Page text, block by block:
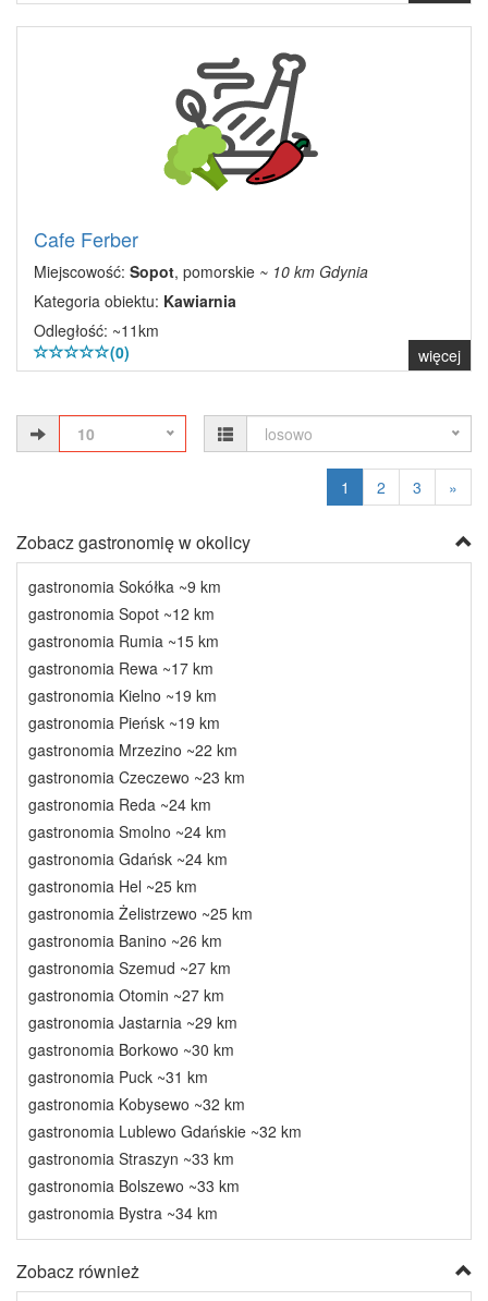
Cafe Ferber
Miejscowość: Sopot, pomorskie ~ 10 km Gdynia
Kategoria obiektu: Kawiarnia
Odległość: ~11km
(0)
więcej
10 losowo
1 2 3 »
Zobacz gastronomię w okolicy
gastronomia Sokółka ~9 km
gastronomia Sopot ~12 km
gastronomia Rumia ~15 km
gastronomia Rewa ~17 km
gastronomia Kielno ~19 km
gastronomia Pieńsk ~19 km
gastronomia Mrzezino ~22 km
gastronomia Czeczewo ~23 km
gastronomia Reda ~24 km
gastronomia Smolno ~24 km
gastronomia Gdańsk ~24 km
gastronomia Hel ~25 km
gastronomia Żelistrzewo ~25 km
gastronomia Banino ~26 km
gastronomia Szemud ~27 km
gastronomia Otomin ~27 km
gastronomia Jastarnia ~29 km
gastronomia Borkowo ~30 km
gastronomia Puck ~31 km
gastronomia Kobysewo ~32 km
gastronomia Lublewo Gdańskie ~32 km
gastronomia Straszyn ~33 km
gastronomia Bolszewo ~33 km
gastronomia Bystra ~34 km
Zobacz również